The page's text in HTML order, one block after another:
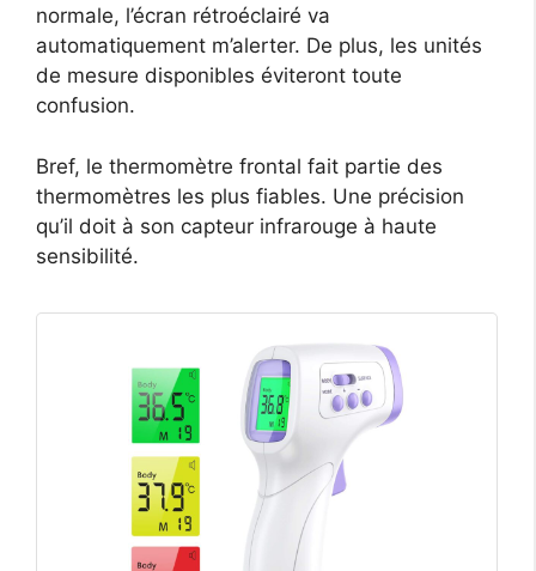
normale, l’écran rétroéclairé va
automatiquement m’alerter. De plus, les unités
de mesure disponibles éviteront toute
confusion.
Bref, le thermomètre frontal fait partie des
thermomètres les plus fiables. Une précision
qu’il doit à son capteur infrarouge à haute
sensibilité.